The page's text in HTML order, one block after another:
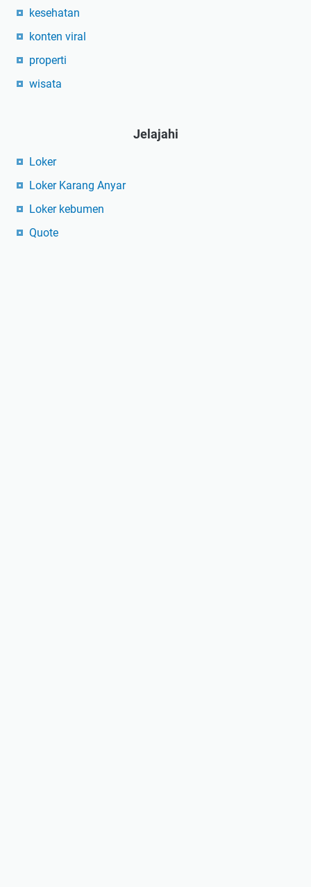
kesehatan
konten viral
properti
wisata
Jelajahi
Loker
Loker Karang Anyar
Loker kebumen
Quote